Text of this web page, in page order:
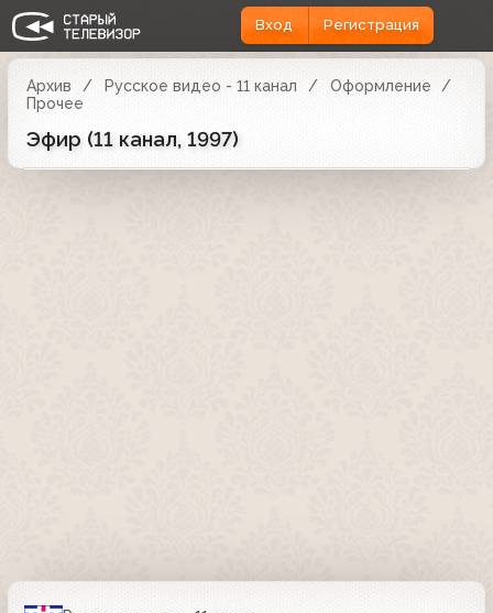
Вход Регистрация
Архив Русское видео - 11 канал
Оформление
Прочее
Эфир (11 канал, 1997)